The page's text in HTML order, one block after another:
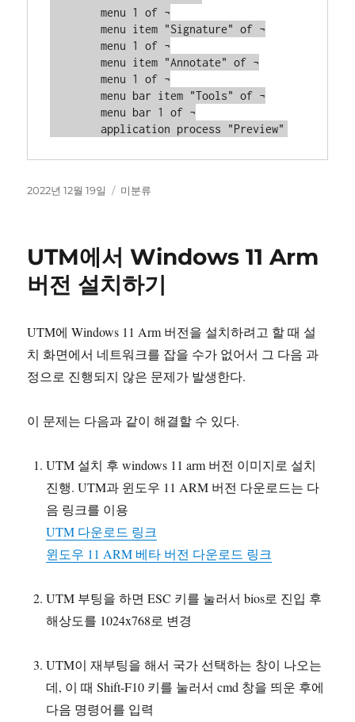
        menu 1 of ¬
        menu item "Signature" of ¬
        menu 1 of ¬
        menu item "Annotate" of ¬
        menu 1 of ¬
        menu bar item "Tools" of ¬
        menu bar 1 of ¬
        application process "Preview"
작
2022년 12월 19일
카
미분류
UTM에서 Windows 11 Arm
버전 설치하기
UTM에 Windows 11 Arm 버전을 설치하려고 할 때 설
치 화면에서 네트워크를 잡을 수가 없어서 그 다음 과
정으로 진행되지 않은 문제가 발생한다.
이 문제는 다음과 같이 해결할 수 있다.
UTM 설치 후 windows 11 arm 버전 이미지로 설치
진행. UTM과 윈도우 11 ARM 버전 다운로드는 다
음 링크를 이용
UTM 다운로드 링크
윈도우 11 ARM 베타 버전 다운로드 링크
UTM 부팅을 하면 ESC 키를 눌러서 bios로 진입 후
해상도를 1024x768로 변경
UTM이 재부팅을 해서 국가 선택하는 창이 나오는
데, 이 때 Shift-F10 키를 눌러서 cmd 창을 띄운 후에
다음 명령어를 입력